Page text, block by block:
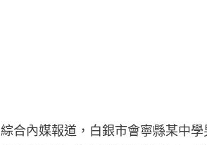
綜合內媒報道，白銀市會寧縣某中